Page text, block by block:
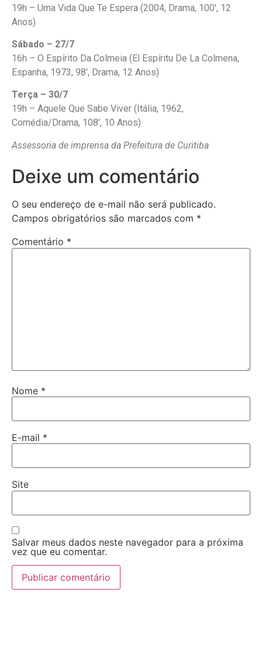
19h – Uma Vida Que Te Espera (2004, Drama, 100′, 12
Anos)
Sábado – 27/7
16h – O Espírito Da Colmeia (El Espíritu De La Colmena,
Espanha, 1973, 98′, Drama, 12 Anos)
Terça – 30/7
19h – Aquele Que Sabe Viver (Itália, 1962,
Comédia/Drama, 108′, 10 Anos)
Assessoria de imprensa da Prefeitura de Curitiba
Deixe um comentário
O seu endereço de e-mail não será publicado.
Campos obrigatórios são marcados com *
Comentário *
Nome *
E-mail *
Site
Salvar meus dados neste navegador para a próxima
vez que eu comentar.